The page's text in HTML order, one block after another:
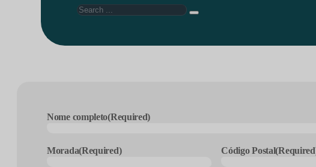
Search
Nome completo(Required)
Morada(Required) Código Postal